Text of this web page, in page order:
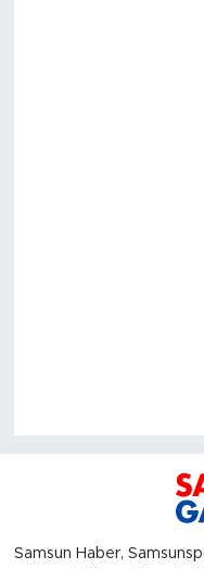
Samsun Haber,